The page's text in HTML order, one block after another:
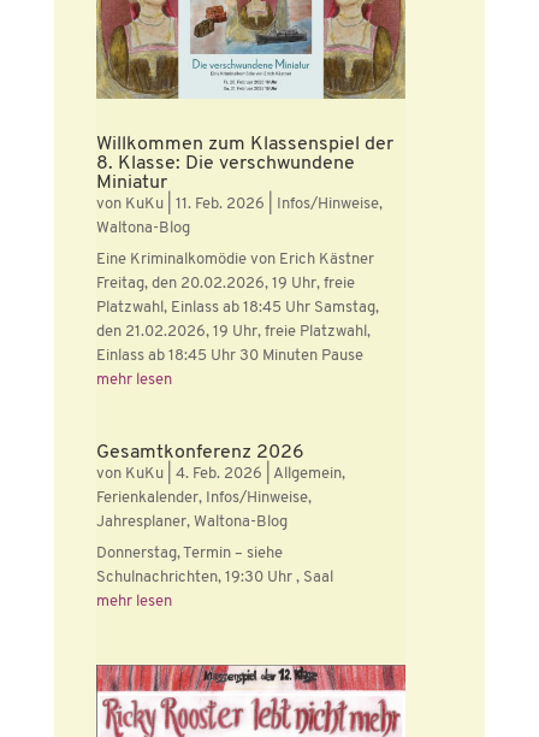
Willkommen zum Klassenspiel der
8. Klasse: Die verschwundene
Miniatur
von KuKu| 11. Feb. 2026 Infos/Hinweise,
Waltona-Blog
Eine Kriminalkomödie von Erich Kästner
Freitag, den 20.02.2026, 19 Uhr, freie
Platzwahl, Einlass ab 18:45 Uhr Samstag,
den 21.02.2026, 19 Uhr, freie Platzwahl,
Einlass ab 18:45 Uhr 30 Minuten Pause
mehr lesen
Gesamtkonferenz 2026
von KuKu| 4. Feb. 2026 Allgemein,
Ferienkalender, Infos/Hinweise,
Jahresplaner, Waltona-Blog
Donnerstag, Termin – siehe
Schulnachrichten, 19:30 Uhr , Saal
mehr lesen